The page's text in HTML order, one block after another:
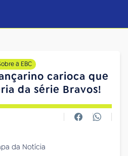
a EBC
carioca que
da série Bravos!